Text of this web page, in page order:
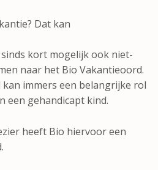
Dat kan
kort mogelijk ook niet-
naar het Bio Vakantieoord.
immers een belangrijke rol
een gehandicapt kind.
heeft Bio hiervoor een